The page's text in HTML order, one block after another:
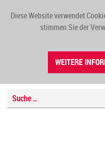
Diese Website verwendet
stimmen Sie der
WEITERE